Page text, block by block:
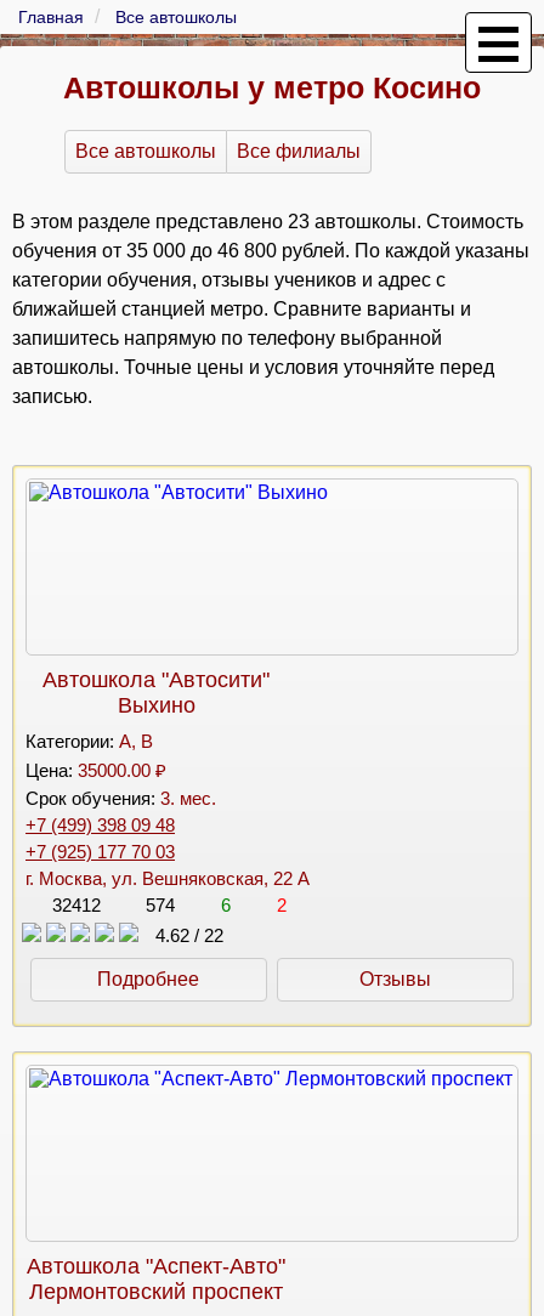
Главная Все автошколы
Автошколы у метро Косино
Все автошколы Все филиалы
В этом разделе представлено 23 автошколы. Стоимость
обучения от 35 000 до 46 800 рублей. По каждой указаны
категории обучения, отзывы учеников и адрес с
ближайшей станцией метро. Сравните варианты и
запишитесь напрямую по телефону выбранной
автошколы. Точные цены и условия уточняйте перед
записью.
Автошкола "Автосити"
Выхино
Категории: A, B
Цена: 35000.00 ₽
Срок обучения: 3. мес.
+7 (499) 398 09 48
+7 (925) 177 70 03
г. Москва, ул. Вешняковская, 22 А
32412
574 6
2
4.62 / 22
Подробнее Отзывы
Автошкола "Аспект-Авто"
Лермонтовский проспект